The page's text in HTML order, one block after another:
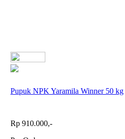
Pupuk NPK Yaramila Winner 50 kg
Rp 910.000,-